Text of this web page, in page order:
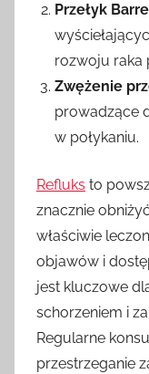
Przełyk
rozwoju raka
Zwężenie
prowadzące
w połykaniu.
Refluks to
znacznie
właściwie
objawów i
jest kluczowe
schorzeniem i
Regularne
przestrzeganie